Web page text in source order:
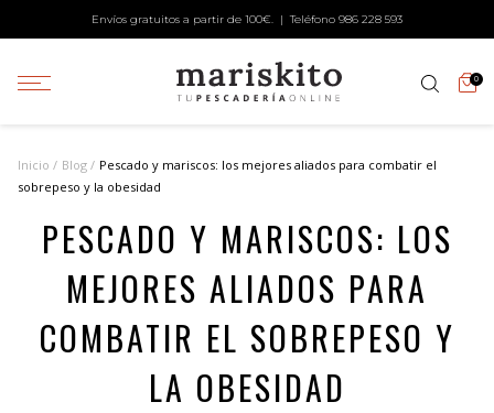
Envíos gratuitos a partir de 100€. | Teléfono 986 228 593
0
Inicio Blog
Pescado y mariscos: los mejores aliados para combatir el
sobrepeso y la obesidad
PESCADO Y MARISCOS: LOS
MEJORES ALIADOS PARA
COMBATIR EL SOBREPESO Y
LA OBESIDAD